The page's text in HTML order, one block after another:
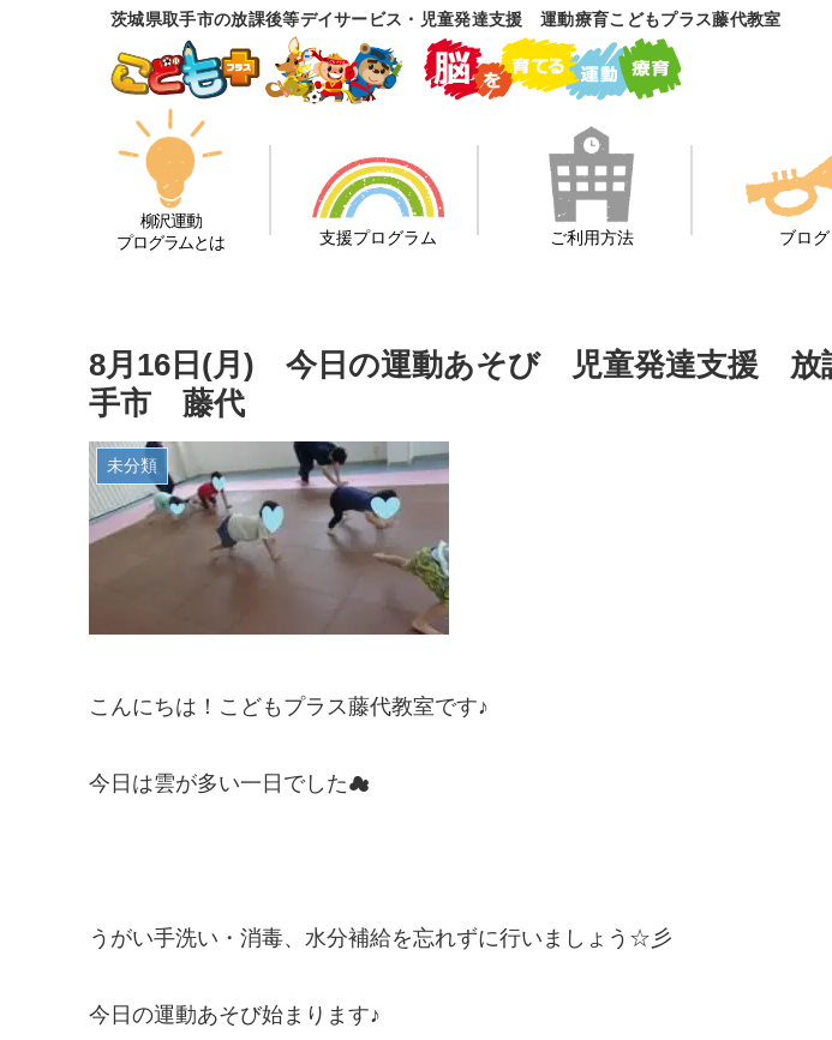
茨城県取手市の放課後等デイサービス・児童発達支援 運動療育こどもプラス藤代教室
柳沢運動
プログラムとは
支援プログラム ご利用方法 ブログ
8月16日(月) 今日の運動あそび 児童発達支援
手市 藤代
未分類
こんにちは！こどもプラス藤代教室です♪
今日は雲が多い一日でした☁
うがい手洗い・消毒、水分補給を忘れずに行いましょう☆彡
今日の運動あそび始まります♪